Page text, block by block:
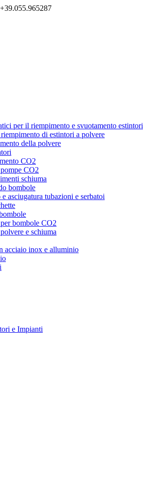
+39.055.965287
per il riempimento e svuotamento estintori
di estintori a polvere
della polvere
CO2
CO2
schiuma
bombole
asciugatura tubazioni e serbatoi
bombole CO2
e schiuma
acciaio inox e alluminio
e Impianti